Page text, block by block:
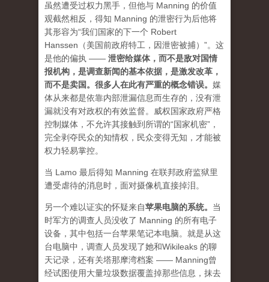
虽然遭受过权力黑手，但他与 Manning 的价值
观截然相反，得知 Manning 的泄密行为后他将
其形容为“我们国家的下一个 Robert
Hanssen（美国前政府特工，因泄密被捕）”。这
是他的偏执 —— 泄密给媒体，而不是敌对国情
报机构，是调查新闻的基本依据，是激发改革，
而不是卖国。很多人在此有严重的概念错误。 媒
体从来都是依靠内部泄漏信息而生存的，没有泄
漏就没有对政权的有效监督。威权国家政府严格
控制媒体，不允许其接触到所谓的“国家机密”，
完全剥夺民众的知情权，民众变得无知，才能被
权力轻易掌控。
当 Lamo 最后得知 Manning 在联邦政府监狱里
遭受虐待的消息时，面对摄像机直接掉泪。
另一个难以证实的怀疑来自苹果电脑的系统。 当
时军方的调查人员没收了 Manning 的所有电子
设备，其中包括一台苹果笔记本电脑。就是从这
台电脑中，调查人员发现了她和Wikileaks 的聊
天记录，还有关塔那摩湾档案 —— Manning曾
经试图使用大量垃圾数据覆盖掉那些信息，抹去